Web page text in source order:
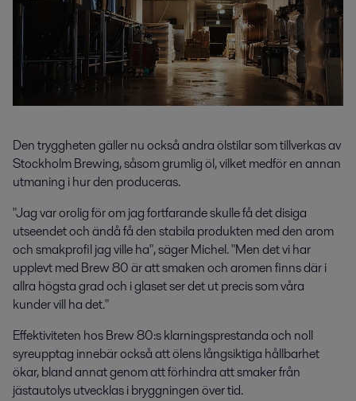
Den tryggheten gäller nu också andra ölstilar som tillverkas av
Stockholm Brewing, såsom grumlig öl, vilket medför en annan
utmaning i hur den produceras.
"Jag var orolig för om jag fortfarande skulle få det disiga
utseendet och ändå få den stabila produkten med den arom
och smakprofil jag ville ha", säger Michel. "Men det vi har
upplevt med Brew 80 är att smaken och aromen finns där i
allra högsta grad och i glaset ser det ut precis som våra
kunder vill ha det."
Effektiviteten hos Brew 80:s klarningsprestanda och noll
syreupptag innebär också att ölens långsiktiga hållbarhet
ökar, bland annat genom att förhindra att smaker från
jästautolys utvecklas i bryggningen över tid.